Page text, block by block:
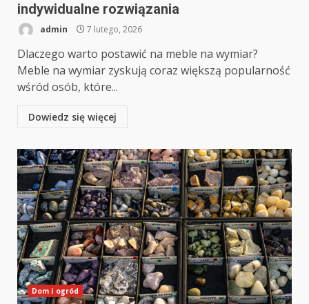
indywidualne rozwiązania
admin 7 lutego, 2026
Dlaczego warto postawić na meble na wymiar?
Meble na wymiar zyskują coraz większą popularność
wśród osób, które...
Dowiedz się więcej
Dom i ogród